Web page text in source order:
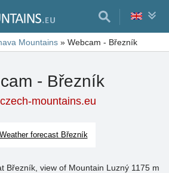
Mountains » Webcam - Březník
- Březník
mountains.eu
Weather forecast Březník
Březník, view of Mountain Luzný 1175 m